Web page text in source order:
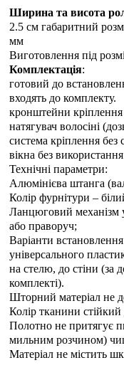
Ширина та висота
2.5 см габаритний
мм
Виготовлення під
Комплектація:
готовий до
входять до комплекту.
кронштейни
натягувач волосіні
система кріплення без
вікна без
Технічні параметри:
Алюмінієва штанга
Колір фурнітури –
Ланцюговий механізм
або праворуч;
Варіанти
універсального
на стелю, до стіни (за
комплекті).
Шторний матеріал не
Колір тканини
Полотно не притягує
мильним розчином)
Матеріал не містить